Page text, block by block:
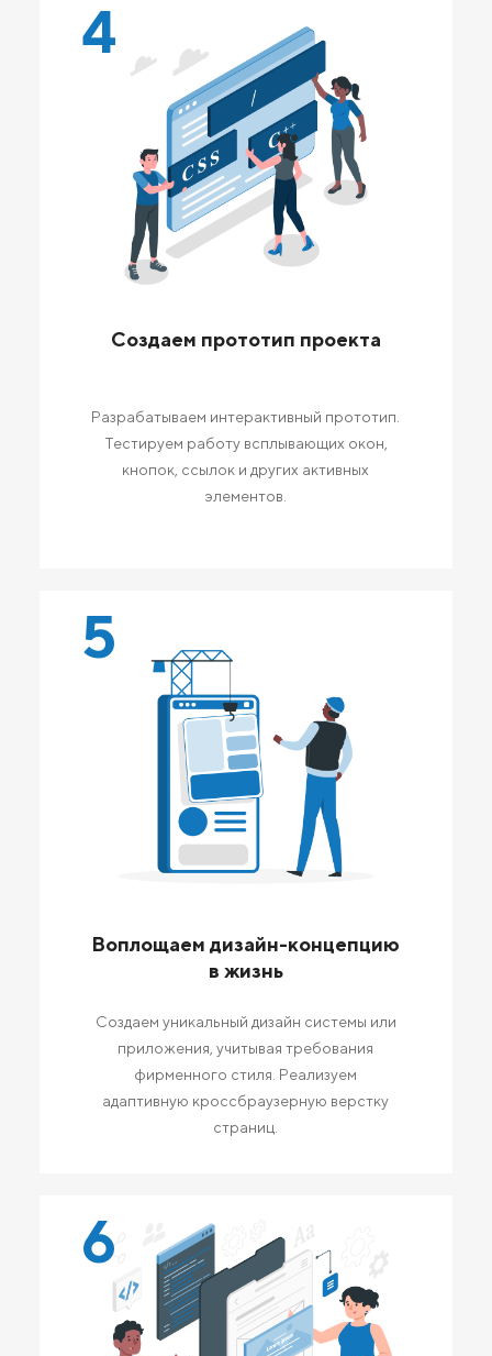
4
Создаем прототип проекта
Разрабатываем интерактивный прототип.
Тестируем работу всплывающих окон,
кнопок, ссылок и других активных
элементов.
5
Воплощаем дизайн-концепцию
в жизнь
Создаем уникальный дизайн системы или
приложения, учитывая требования
фирменного стиля. Реализуем
адаптивную кроссбраузерную верстку
страниц.
6